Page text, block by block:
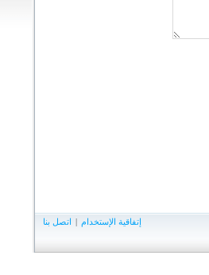
اتصل بنا | إتفاقية الإستخدام